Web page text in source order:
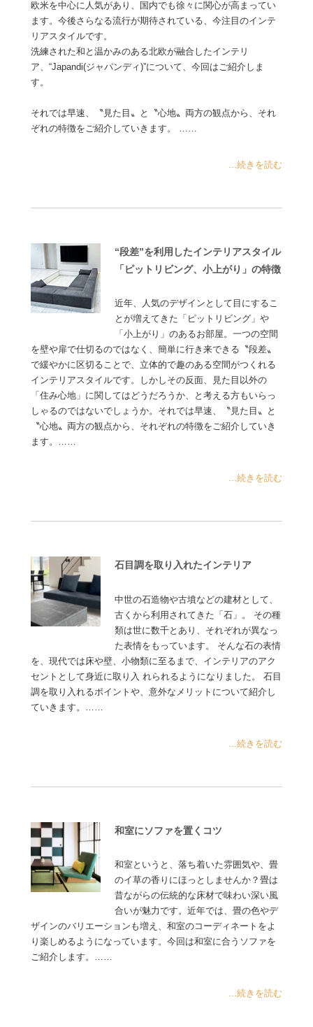
欧米を中心に人気があり、国内でも徐々に関心が高まってい
ます。今後さらなる流行が期待されている、今注目のインテ
リアスタイルです。
洗練された和と温かみのある北欧が融合したインテリ
ア、“Japandi(ジャパンディ)”について、今回はご紹介しま
す。
それでは早速、〝見た目〟と〝心地〟両方の観点から、それ
ぞれの特徴をご紹介していきます。 ……
...続きを読む
“段差”を利用したインテリアスタイル
「ピットリビング、小上がり」の特徴
近年、人気のデザインとして目にするこ
とが増えてきた「ピットリビング」や
「小上がり」のあるお部屋。一つの空間
を壁や扉で仕切るのではなく、簡単に行き来できる〝段差〟
で緩やかに区切ることで、立体的で趣のある空間がつくれる
インテリアスタイルです。しかしその反面、見た目以外の
「住み心地」に関してはどうだろうか、と考える方もいらっ
しゃるのではないでしょうか。それでは早速、〝見た目〟と
〝心地〟両方の観点から、それぞれの特徴をご紹介していき
ます。……
...続きを読む
石目調を取り入れたインテリア
中世の石造物や古墳などの建材として、
古くから利用されてきた「石」。 その種
類は世に数千とあり、それぞれが異なっ
た表情をもっています。 そんな石の表情
を、現代では床や壁、小物類に至るまで、インテリアのアク
セントとして身近に取り入 れられるようになりました。 石目
調を取り入れるポイントや、意外なメリットについて紹介し
ていきます。……
...続きを読む
和室にソファを置くコツ
和室というと、落ち着いた雰囲気や、畳
のイ草の香りにほっとしませんか？畳は
昔ながらの伝統的な床材で味わい深い風
合いが魅力です。近年では、畳の色やデ
ザインのバリエーションも増え、和室のコーディネートをよ
り楽しめるようになっています。今回は和室に合うソファを
ご紹介します。……
...続きを読む